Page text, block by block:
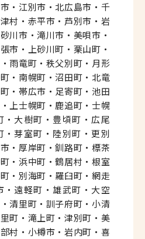
・江別市・北広島市・千
村・赤平市・芦別市・岩
川市・滝川市・美唄市・
市・上砂川町・栗山町・
雨竜町・秩父別町・月形
・南幌町・沼田町・北竜
・帯広市・足寄町・池田
上士幌町・鹿追町・士幌
・大樹町・豊頃町・広尾
・芽室町・陸別町・更別
・厚岸町・釧路町・標茶
・浜中町・鶴居村・根室
・別海町・羅臼町・網走
・遠軽町・雄武町・大空
清里町・訓子府町・小清
町・滝上町・津別町・美
村・小樽市・岩内町・喜